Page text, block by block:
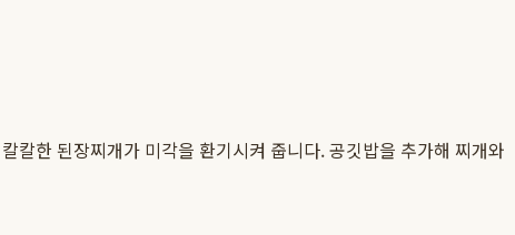
칼한 된장찌개가 미각을 환기시켜 줍니다. 공깃밥을 추가해 찌개와